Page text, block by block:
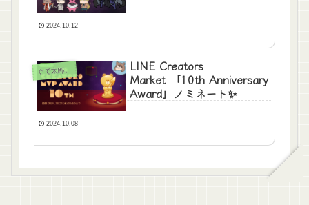
2024.10.12
ぐで太郎。
LINE Creators
Market 「10th Anniversary
Award」ノミネート✨
2024.10.08